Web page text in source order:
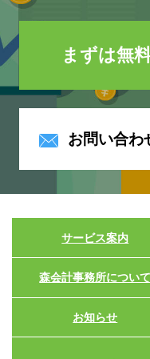
まずは無
お問い合わ
サービス案内
森会計事務所について
お知らせ